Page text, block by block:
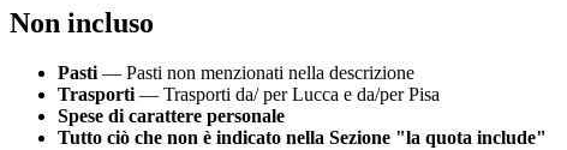
Non incluso
Pasti— Pasti non menzionati nella descrizione
Trasporti— Trasporti da/ per Lucca e da/per Pisa
Spese di carattere personale
Tutto ciò che non è indicato nella Sezione "la quota include"